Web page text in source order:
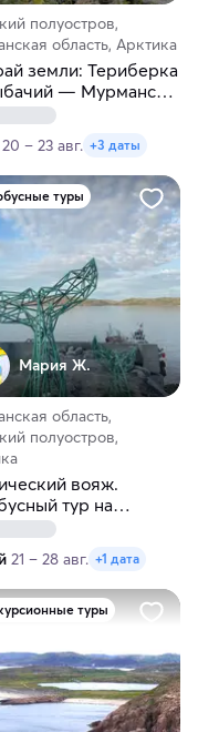
полуостров,
область, Арктика
земли: Териберка
— Мурманск
20 – 23 авг. +3 даты
туры
Мария Ж.
область,
полуостров,
вояж.
тур на
полуостров из
21 – 28 авг. +1 дата
туры